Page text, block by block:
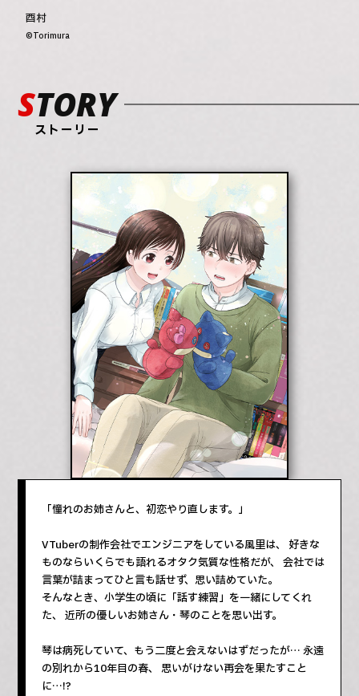
酉村
©Torimura
STORY
ストーリー
「憧れのお姉さんと、初恋やり直します。」
VTuberの制作会社でエンジニアをしている風里は、 好きな
ものならいくらでも語れるオタク気質な性格だが、 会社では
言葉が詰まってひと言も話せず、思い詰めていた。
そんなとき、小学生の頃に「話す練習」を一緒にしてくれ
た、 近所の優しいお姉さん・琴のことを思い出す。
琴は病死していて、もう二度と会えないはずだったが… 永遠
の別れから10年目の春、 思いがけない再会を果たすこと
に…!?